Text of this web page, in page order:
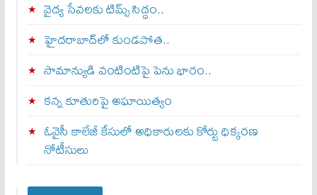
వైద్య సేవలకు టిమ్స్‌ సిద్ధం..
హైదరాబాద్‌లో కుండపోత..
సామాన్యుడి వంటింటిపై పెను భారం..
కన్న కూతురిపై అఘాయిత్యం
ఓవైసీ కాలేజీ కేసులో అధికారులకు కోర్టు ధిక్కరణ
నోటీసులు